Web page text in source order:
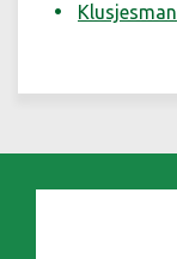
Klusjesman